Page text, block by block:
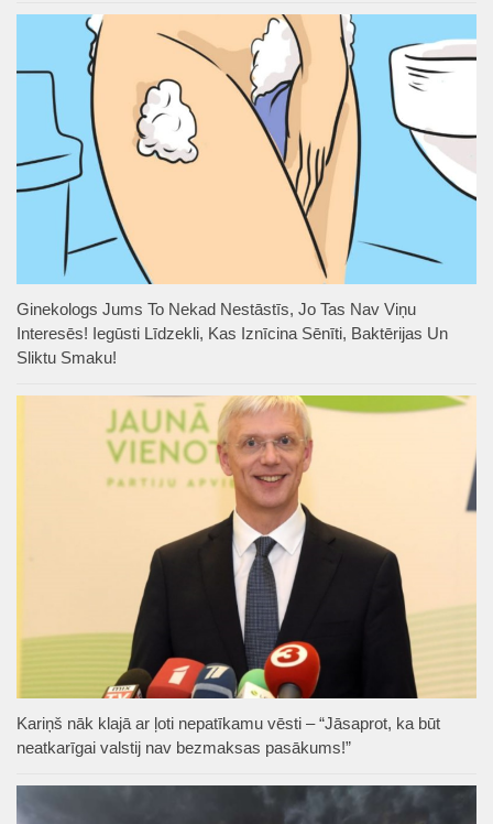
Ginekologs Jums To Nekad Nestāstīs, Jo Tas Nav Viņu
Interesēs! Iegūsti Līdzekli, Kas Iznīcina Sēnīti, Baktērijas Un
Sliktu Smaku!
Kariņš nāk klajā ar ļoti nepatīkamu vēsti – “Jāsaprot, ka būt
neatkarīgai valstij nav bezmaksas pasākums!”